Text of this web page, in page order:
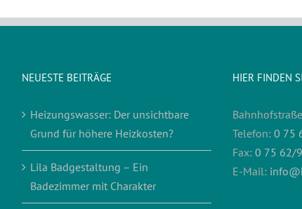
NEUESTE BEITRÄGE
Heizungswasser: Der unsichtbare
Grund für höhere Heizkosten?
Lila Badgestaltung – Ein
Badezimmer mit Charakter
HIER FINDEN
Telefon: 0 75
Fax: 0 75 62/
E-Mail: